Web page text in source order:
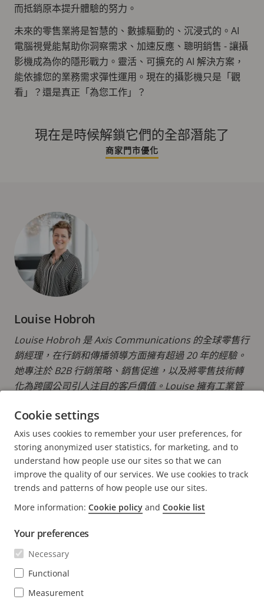
而抵銷原本提升體驗的努力。
未來的零售業將是智慧的、數據驅動的、沉浸式的。AI
電腦視覺能幫助你洞察需求、加速反應、聰明銷售 - 讓攝
影機成為你的隱形戰力。靈活、可擴充的 AI 解決方案，
能依據您的業務需求彈性運用。現在的攝影機只是「觀
看」？還是真正「為您工作」？
現在是時候解鎖它們的全部潛能了
商家門市優化
Louise Hobroh
Louise Hobroh 是 Axis Communications 的全球零售行
銷經理，在行銷和傳播領導方面擁有超過 20 年的經驗。
她專注於 B2B 行銷策略、銷售促進，以及將零售技術轉
化為跨國公司引人注目的客戶價值。Louise 擁有工業管
更多資訊貼文作者 LOUISE
FOOTER
聯絡人
聯絡我們
體驗中心
最新消息 & 故事
客戶成功案例
Life at Axis
訂閱
訂閱我們的電子通訊
Cookie settings
Axis uses cookies to remember your user preferences, for
storing anonymized user statistics, for marketing, and to
understand how people use our sites so that we can
improve the quality of our services. We use cookies to track
trends and patterns of how people use our sites.
More information: Cookie policy and Cookie list
Your preferences
Necessary
Functional
Measurement